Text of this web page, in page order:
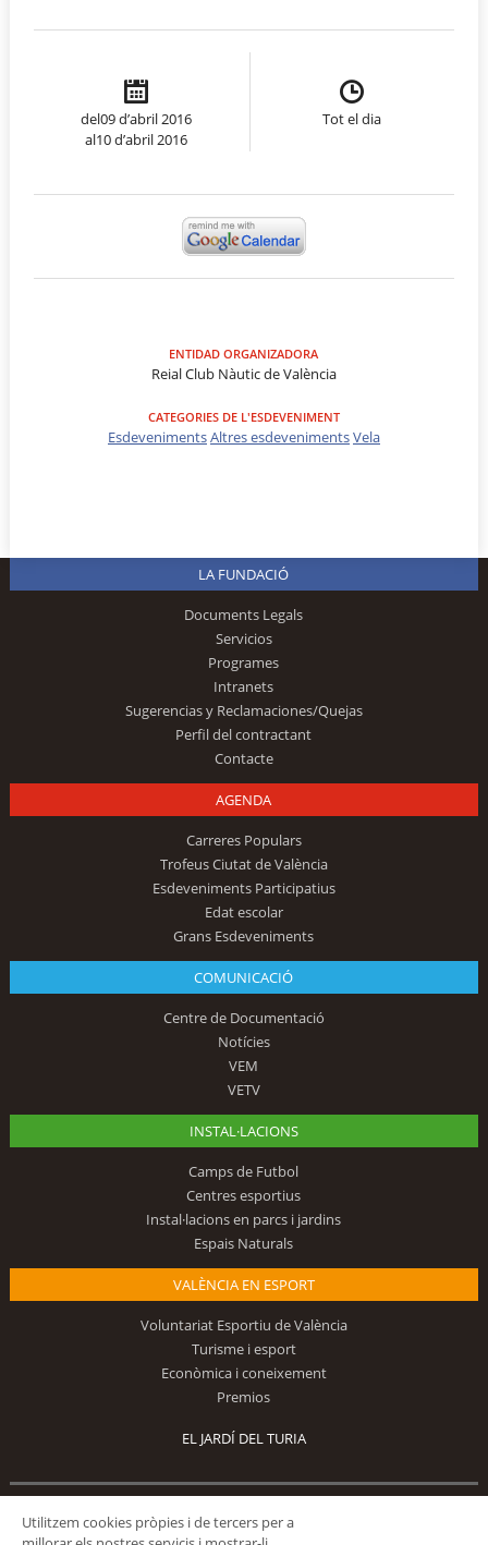
del09 d’abril 2016
al10 d’abril 2016
Tot el dia
ENTIDAD ORGANIZADORA
Reial Club Nàutic de València
CATEGORIES DE L'ESDEVENIMENT
EsdevenimentsAltres esdevenimentsVela
LA FUNDACIÓ
Documents Legals
Servicios
Programes
Intranets
Sugerencias y Reclamaciones/Quejas
Perfil del contractant
Contacte
AGENDA
Carreres Populars
Trofeus Ciutat de València
Esdeveniments Participatius
Edat escolar
Grans Esdeveniments
COMUNICACIÓ
Centre de Documentació
Notícies
VEM
VETV
INSTAL·LACIONS
Camps de Futbol
Centres esportius
Instal·lacions en parcs i jardins
Espais Naturals
VALÈNCIA EN ESPORT
Voluntariat Esportiu de València
Turisme i esport
Econòmica i coneixement
Premios
EL JARDÍ DEL TURIA
Utilitzem cookies pròpies i de tercers per a